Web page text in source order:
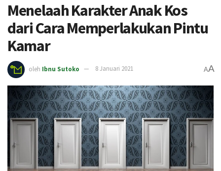
Menelaah Karakter Anak Kos
dari Cara Memperlakukan Pintu
Kamar
oleh Ibnu Sutoko 8 Januari 2021 AA